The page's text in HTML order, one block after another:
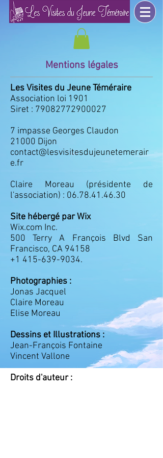
Mentions légales
Les Visites du Jeune Téméraire
Association loi 1901
Siret : 79082772900027
7 impasse Georges Claudon
21000 Dijon
contact@lesvisitesdujeunetemerair
e.fr
Claire Moreau (présidente de
l'association) : 06.78.41.46.30
Site hébergé par Wix
Wix.com Inc.
500 Terry A François Blvd San
Francisco, CA 94158
+1 415-639-9034.
Photographies :
Jonas Jacquel
Claire Moreau
Elise Moreau
Dessins et Illustrations :
Jean-François Fontaine
Vincent Vallone
Droits d'auteur :